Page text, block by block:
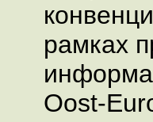
рамках
Oost-